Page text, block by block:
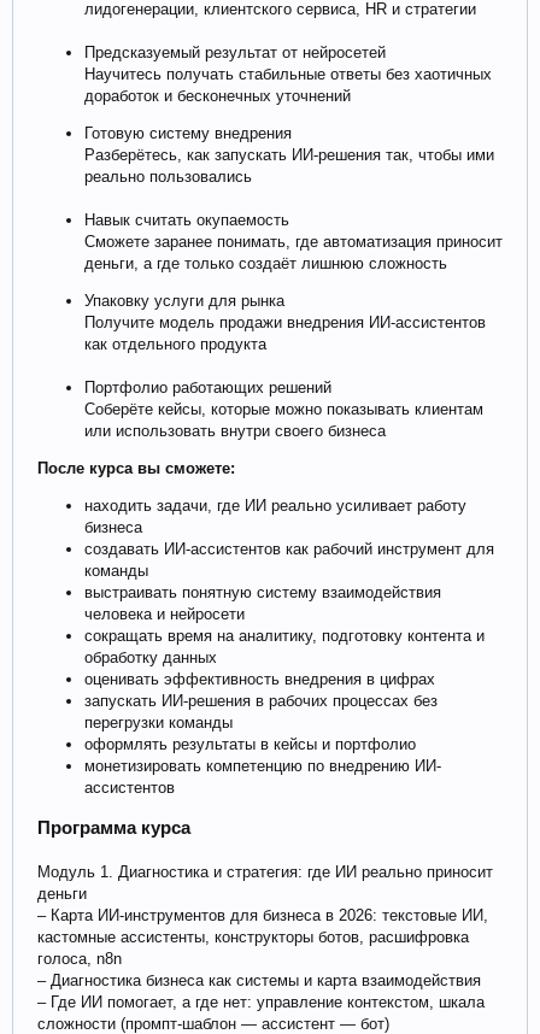
лидогенерации, клиентского сервиса, HR и стратегии
Предсказуемый результат от нейросетей
Научитесь получать стабильные ответы без хаотичных
доработок и бесконечных уточнений
Готовую систему внедрения
Разберётесь, как запускать ИИ-решения так, чтобы ими
реально пользовались
Навык считать окупаемость
Сможете заранее понимать, где автоматизация приносит
деньги, а где только создаёт лишнюю сложность
Упаковку услуги для рынка
Получите модель продажи внедрения ИИ-ассистентов
как отдельного продукта
Портфолио работающих решений
Соберёте кейсы, которые можно показывать клиентам
или использовать внутри своего бизнеса
После курса вы сможете:
находить задачи, где ИИ реально усиливает работу
бизнеса
создавать ИИ-ассистентов как рабочий инструмент для
команды
выстраивать понятную систему взаимодействия
человека и нейросети
сокращать время на аналитику, подготовку контента и
обработку данных
оценивать эффективность внедрения в цифрах
запускать ИИ-решения в рабочих процессах без
перегрузки команды
оформлять результаты в кейсы и портфолио
монетизировать компетенцию по внедрению ИИ-
ассистентов
Программа курса
Модуль 1. Диагностика и стратегия: где ИИ реально приносит
деньги
– Карта ИИ-инструментов для бизнеса в 2026: текстовые ИИ,
кастомные ассистенты, конструкторы ботов, расшифровка
голоса, n8n
– Диагностика бизнеса как системы и карта взаимодействия
– Где ИИ помогает, а где нет: управление контекстом, шкала
сложности (промпт-шаблон — ассистент — бот)